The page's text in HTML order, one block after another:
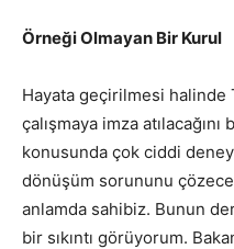
Örneği Olmayan Bir Kurul
Hayata geçirilmesi halinde
çalışmaya imza
konusunda çok ciddi
dönüşüm sorununu
anlamda sahibiz. Bunun
bir sıkıntı görüyorum.